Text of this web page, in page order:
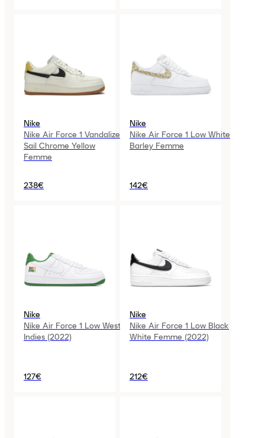
Nike
Nike Air Force 1 Vandalized
Sail Chrome Yellow
Femme
238€
Nike
Nike Air Force 1 Low White
Barley Femme
142€
Nike
Nike Air Force 1 Low West
Indies (2022)
127€
Nike
Nike Air Force 1 Low Black
White Femme (2022)
212€